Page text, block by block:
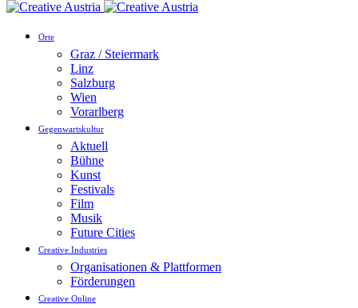
Orte
Graz / Steiermark
Linz
Salzburg
Wien
Vorarlberg
Gegenwartskultur
Aktuell
Bühne
Kunst
Festivals
Film
Musik
Future Cities
Creative Industries
Organisationen & Plattformen
Förderungen
Creative Online